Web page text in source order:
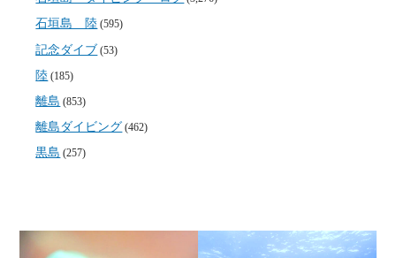
石垣島 陸 (595)
記念ダイブ (53)
陸 (185)
離島 (853)
離島ダイビング (462)
黒島 (257)